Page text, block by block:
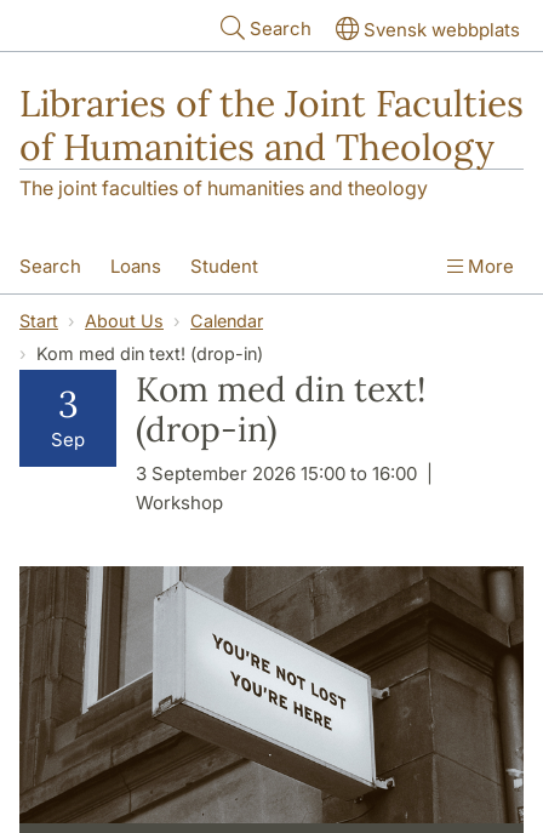
Search Svensk webbplats
Libraries of the Joint Faculties
of Humanities and Theology
The joint faculties of humanities and theology
Search Loans Student
Researcher/Doctoral Student
Contact
More
Start About Us
Calendar
Kom med din text! (drop-in)
3
Sep
Kom med din text!
(drop-in)
3 September 2026 15:00 to 16:00
Workshop